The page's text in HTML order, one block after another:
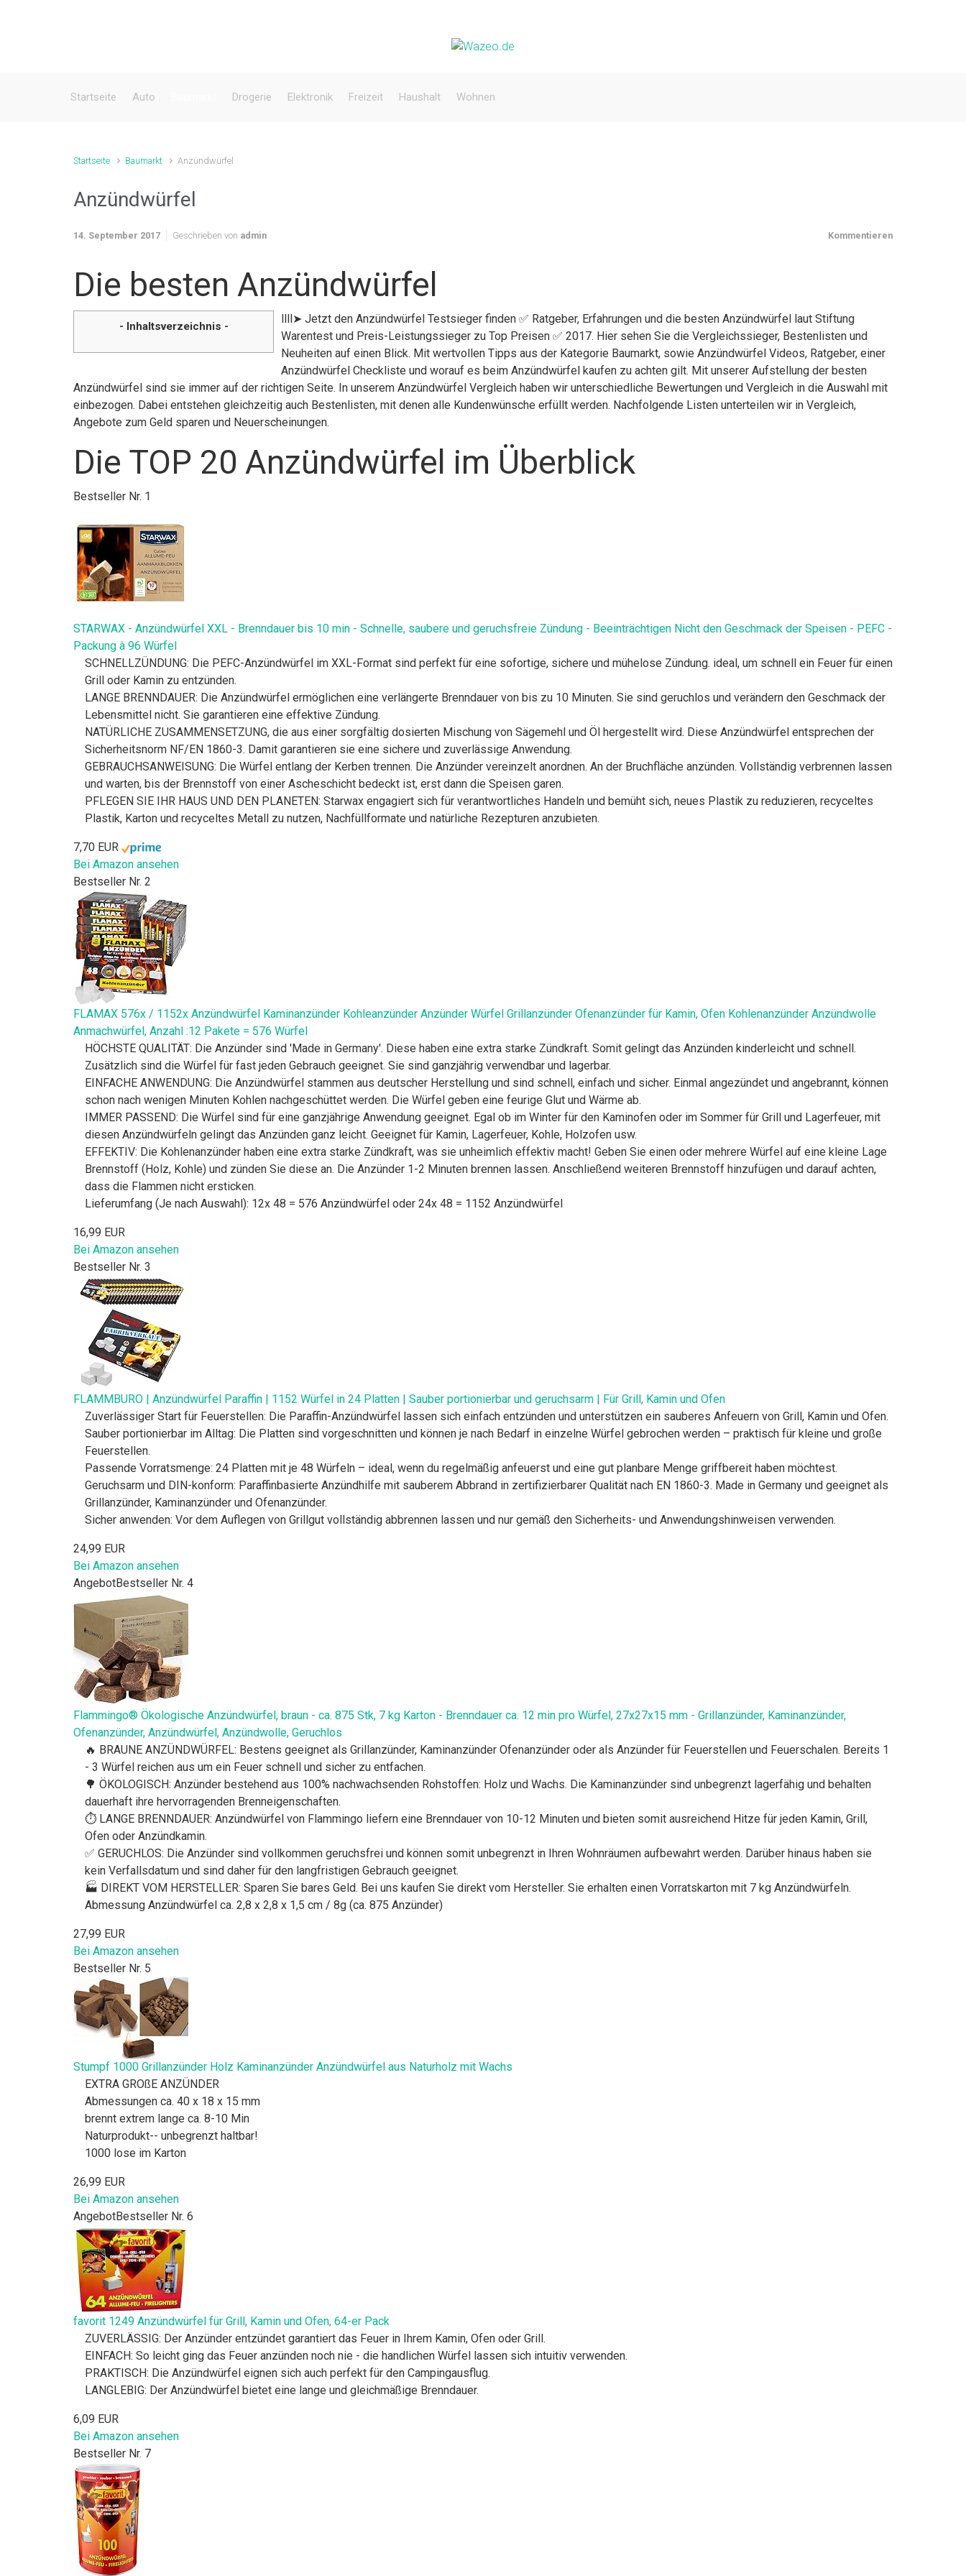
Startseite Auto Drogerie Elektronik Freizeit Haushalt Wohnen
Startseite Baumarkt Anzündwürfel
Anzündwürfel
14. September 2017 Geschrieben von admin Kommentieren
Die besten Anzündwürfel
- Inhaltsverzeichnis -
llll➤ Jetzt den Anzündwürfel Testsieger finden ✅ Ratgeber, Erfahrungen und die besten Anzündwürfel laut Stiftung
Warentest und Preis-Leistungssieger zu Top Preisen ✅ 2017. Hier sehen Sie die Vergleichssieger, Bestenlisten und
Neuheiten auf einen Blick. Mit wertvollen Tipps aus der Kategorie Baumarkt, sowie Anzündwürfel Videos, Ratgeber, einer
Anzündwürfel Checkliste und worauf es beim Anzündwürfel kaufen zu achten gilt. Mit unserer Aufstellung der besten
Anzündwürfel sind sie immer auf der richtigen Seite. In unserem Anzündwürfel Vergleich haben wir unterschiedliche Bewertungen und Vergleich in die Auswahl mit
einbezogen. Dabei entstehen gleichzeitig auch Bestenlisten, mit denen alle Kundenwünsche erfüllt werden. Nachfolgende Listen unterteilen wir in Vergleich,
Angebote zum Geld sparen und Neuerscheinungen.
Die TOP 20 Anzündwürfel im Überblick
Bestseller Nr. 1
STARWAX - Anzündwürfel XXL - Brenndauer bis 10 min - Schnelle, saubere und geruchsfreie Zündung - Beeinträchtigen Nicht den Geschmack der Speisen - PEFC -
Packung à 96 Würfel
SCHNELLZÜNDUNG: Die PEFC-Anzündwürfel im XXL-Format sind perfekt für eine sofortige, sichere und mühelose Zündung. ideal, um schnell ein Feuer für einen
Grill oder Kamin zu entzünden.
LANGE BRENNDAUER: Die Anzündwürfel ermöglichen eine verlängerte Brenndauer von bis zu 10 Minuten. Sie sind geruchlos und verändern den Geschmack der
Lebensmittel nicht. Sie garantieren eine effektive Zündung.
NATÜRLICHE ZUSAMMENSETZUNG, die aus einer sorgfältig dosierten Mischung von Sägemehl und Öl hergestellt wird. Diese Anzündwürfel entsprechen der
Sicherheitsnorm NF/EN 1860-3. Damit garantieren sie eine sichere und zuverlässige Anwendung.
GEBRAUCHSANWEISUNG: Die Würfel entlang der Kerben trennen. Die Anzünder vereinzelt anordnen. An der Bruchfläche anzünden. Vollständig verbrennen lassen
und warten, bis der Brennstoff von einer Ascheschicht bedeckt ist, erst dann die Speisen garen.
PFLEGEN SIE IHR HAUS UND DEN PLANETEN: Starwax engagiert sich für verantwortliches Handeln und bemüht sich, neues Plastik zu reduzieren, recyceltes
Plastik, Karton und recyceltes Metall zu nutzen, Nachfüllformate und natürliche Rezepturen anzubieten.
7,70 EUR
Bei Amazon ansehen
Bestseller Nr. 2
FLAMAX 576x / 1152x Anzündwürfel Kaminanzünder Kohleanzünder Anzünder Würfel Grillanzünder Ofenanzünder für Kamin, Ofen Kohlenanzünder Anzündwolle
Anmachwürfel, Anzahl :12 Pakete = 576 Würfel
HÖCHSTE QUALITÄT: Die Anzünder sind 'Made in Germany'. Diese haben eine extra starke Zündkraft. Somit gelingt das Anzünden kinderleicht und schnell.
Zusätzlich sind die Würfel für fast jeden Gebrauch geeignet. Sie sind ganzjährig verwendbar und lagerbar.
EINFACHE ANWENDUNG: Die Anzündwürfel stammen aus deutscher Herstellung und sind schnell, einfach und sicher. Einmal angezündet und angebrannt, können
schon nach wenigen Minuten Kohlen nachgeschüttet werden. Die Würfel geben eine feurige Glut und Wärme ab.
IMMER PASSEND: Die Würfel sind für eine ganzjährige Anwendung geeignet. Egal ob im Winter für den Kaminofen oder im Sommer für Grill und Lagerfeuer, mit
diesen Anzündwürfeln gelingt das Anzünden ganz leicht. Geeignet für Kamin, Lagerfeuer, Kohle, Holzofen usw.
EFFEKTIV: Die Kohlenanzünder haben eine extra starke Zündkraft, was sie unheimlich effektiv macht! Geben Sie einen oder mehrere Würfel auf eine kleine Lage
Brennstoff (Holz, Kohle) und zünden Sie diese an. Die Anzünder 1-2 Minuten brennen lassen. Anschließend weiteren Brennstoff hinzufügen und darauf achten,
dass die Flammen nicht ersticken.
Lieferumfang (Je nach Auswahl): 12x 48 = 576 Anzündwürfel oder 24x 48 = 1152 Anzündwürfel
16,99 EUR
Bei Amazon ansehen
Bestseller Nr. 3
FLAMMBURO | Anzündwürfel Paraffin | 1152 Würfel in 24 Platten | Sauber portionierbar und geruchsarm | Für Grill, Kamin und Ofen
Zuverlässiger Start für Feuerstellen: Die Paraffin-Anzündwürfel lassen sich einfach entzünden und unterstützen ein sauberes Anfeuern von Grill, Kamin und Ofen.
Sauber portionierbar im Alltag: Die Platten sind vorgeschnitten und können je nach Bedarf in einzelne Würfel gebrochen werden – praktisch für kleine und große
Feuerstellen.
Passende Vorratsmenge: 24 Platten mit je 48 Würfeln – ideal, wenn du regelmäßig anfeuerst und eine gut planbare Menge griffbereit haben möchtest.
Geruchsarm und DIN-konform: Paraffinbasierte Anzündhilfe mit sauberem Abbrand in zertifizierbarer Qualität nach EN 1860-3. Made in Germany und geeignet als
Grillanzünder, Kaminanzünder und Ofenanzünder.
Sicher anwenden: Vor dem Auflegen von Grillgut vollständig abbrennen lassen und nur gemäß den Sicherheits- und Anwendungshinweisen verwenden.
24,99 EUR
Bei Amazon ansehen
AngebotBestseller Nr. 4
Flammingo® Ökologische Anzündwürfel, braun - ca. 875 Stk, 7 kg Karton - Brenndauer ca. 12 min pro Würfel, 27x27x15 mm - Grillanzünder, Kaminanzünder,
Ofenanzünder, Anzündwürfel, Anzündwolle, Geruchlos
🔥 BRAUNE ANZÜNDWÜRFEL: Bestens geeignet als Grillanzünder, Kaminanzünder Ofenanzünder oder als Anzünder für Feuerstellen und Feuerschalen. Bereits 1
- 3 Würfel reichen aus um ein Feuer schnell und sicher zu entfachen.
🌳 ÖKOLOGISCH: Anzünder bestehend aus 100% nachwachsenden Rohstoffen: Holz und Wachs. Die Kaminanzünder sind unbegrenzt lagerfähig und behalten
dauerhaft ihre hervorragenden Brenneigenschaften.
⏱ LANGE BRENNDAUER: Anzündwürfel von Flammingo liefern eine Brenndauer von 10-12 Minuten und bieten somit ausreichend Hitze für jeden Kamin, Grill,
Ofen oder Anzündkamin.
✅ GERUCHLOS: Die Anzünder sind vollkommen geruchsfrei und können somit unbegrenzt in Ihren Wohnräumen aufbewahrt werden. Darüber hinaus haben sie
kein Verfallsdatum und sind daher für den langfristigen Gebrauch geeignet.
🏭 DIREKT VOM HERSTELLER: Sparen Sie bares Geld. Bei uns kaufen Sie direkt vom Hersteller. Sie erhalten einen Vorratskarton mit 7 kg Anzündwürfeln.
Abmessung Anzündwürfel ca. 2,8 x 2,8 x 1,5 cm / 8g (ca. 875 Anzünder)
27,99 EUR
Bei Amazon ansehen
Bestseller Nr. 5
Stumpf 1000 Grillanzünder Holz Kaminanzünder Anzündwürfel aus Naturholz mit Wachs
EXTRA GROßE ANZÜNDER
Abmessungen ca. 40 x 18 x 15 mm
brennt extrem lange ca. 8-10 Min
Naturprodukt-- unbegrenzt haltbar!
1000 lose im Karton
26,99 EUR
Bei Amazon ansehen
AngebotBestseller Nr. 6
favorit 1249 Anzündwürfel für Grill, Kamin und Ofen, 64-er Pack
ZUVERLÄSSIG: Der Anzünder entzündet garantiert das Feuer in Ihrem Kamin, Ofen oder Grill.
EINFACH: So leicht ging das Feuer anzünden noch nie - die handlichen Würfel lassen sich intuitiv verwenden.
PRAKTISCH: Die Anzündwürfel eignen sich auch perfekt für den Campingausflug.
LANGLEBIG: Der Anzündwürfel bietet eine lange und gleichmäßige Brenndauer.
6,09 EUR
Bei Amazon ansehen
Bestseller Nr. 7